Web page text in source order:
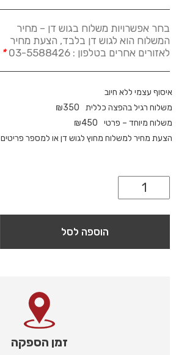
בחר אפשרויות משלוח בגוש דן – מחיר
המשלוח הוא לגוש דן בלבד, הצעת מחיר
לאזורים אחרים בטלפון : 03-5588426
*
איסוף עצמי ללא חיוב
משלוח רגיל בהפצה כללית
₪350
משלוח מיוחד – פרטי
₪450
הצעת מחיר למשלוח מחוץ לגוש דן או למספר פריטים
הוספה לסל
זמן הספקה